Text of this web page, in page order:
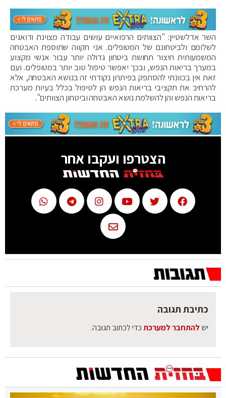
השר אדלשטיין: "הצוותים הרפואיים עושים עבודה מצוינת ודואגים
לשלומם ולביטחונם של המטופלים. אני תקווה שתוספת האבטחה
המשמעותית תיצור תחושת ביטחון גדולה יותר עבור אנשי מקצוע
במערך בריאות הנפש, ובכך יאפשר טיפול טוב יותר במטופלים. ועם
זאת אין בכוונתי להסתפק בפיתרון נקודתי זה בנושא האבטחה, אלא
להרחיב את תקציבי בריאות הנפש הן לטיפול בכלל בעיות מערכת
בריאות הנפש והן להשלמת נושא האבטחה וביטחון הצוותים".
הצטרפו ועקבו אחר
כתיבת תגובה
יש להתחבר למערכתכדי לכתוב תגובה.